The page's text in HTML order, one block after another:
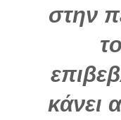
στην
κάνει